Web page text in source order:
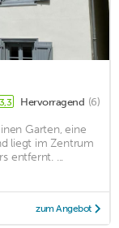
Hervorragend (6)
Garten, eine
liegt im Zentrum
entfernt. ...
zum Angebot